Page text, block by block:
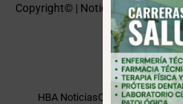
Copyright© | NoticiasArequipa.pe
derechos
VISITE
HBA NoticiasCusco Informa